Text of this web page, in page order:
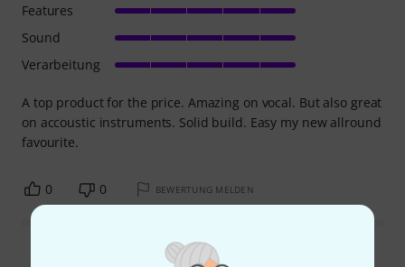
A top product for the price. Amazing on vocal. But also great
on accoustic instruments. Solid build. Easy my new allround
favourite.
Features
Sound
Verarbeitung
0 0 BEWERTUNG MELDEN
Alle Bewertungen lesen